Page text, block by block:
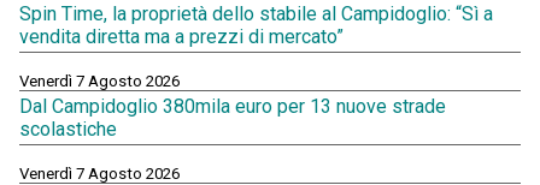
Spin Time, la proprietà dello stabile al Campidoglio: “Sì a
vendita diretta ma a prezzi di mercato”
Venerdì 7 Agosto 2026
Dal Campidoglio 380mila euro per 13 nuove strade
scolastiche
Venerdì 7 Agosto 2026